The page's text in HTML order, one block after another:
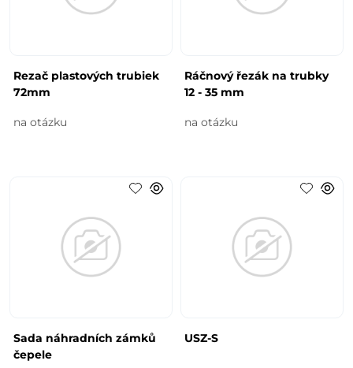
Rezač plastových trubiek
72mm
na otázku
Ráčnový řezák na trubky
12 - 35 mm
na otázku
Sada náhradních zámků
čepele
USZ-S